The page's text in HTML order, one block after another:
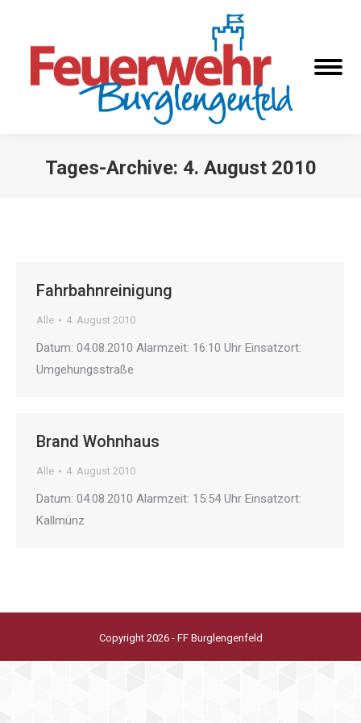
Tages-Archive: 4. August 2010
Fahrbahnreinigung
Alle 4. August 2010
Datum: 04.08.2010 Alarmzeit: 16:10 Uhr Einsatzort:
Umgehungsstraße
Brand Wohnhaus
Alle 4. August 2010
Datum: 04.08.2010 Alarmzeit: 15:54 Uhr Einsatzort:
Kallmünz
Copyright 2026 - FF Burglengenfeld